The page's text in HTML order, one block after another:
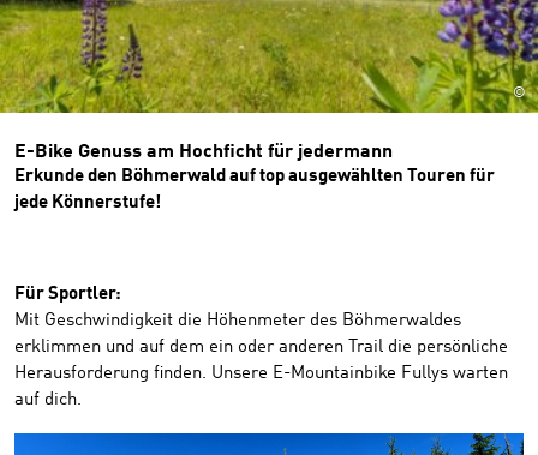
©
E-Bike Genuss am Hochficht für jedermann
Erkunde den Böhmerwald auf top ausgewählten Touren für
jede Könnerstufe!
Für Sportler:
Mit Geschwindigkeit die Höhenmeter des Böhmerwaldes
erklimmen und auf dem ein oder anderen Trail die persönliche
Herausforderung finden. Unsere E-Mountainbike Fullys warten
auf dich.